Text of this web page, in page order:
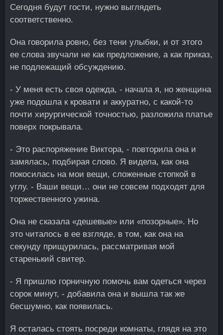
Сегодня будут гости, нужно выглядеть
соответственно.
Она говорила ровно, без тени улыбки, и от этого
ее слова звучали не как предложение, а как приказ,
не подлежащий обсуждению.
- У меня есть своя одежда, - начала я, но женщина
уже подошла к кровати и аккуратно, с какой-то
почти хирургической точностью, разложила платье
поверх покрывала.
- Это распоряжение Виктора, - повторила она и
замялась, подбирая слово. Я видела, как она
покосилась на мои вещи, сложенные стопкой в
углу. - Ваши вещи… они не совсем подходят для
торжественного ужина.
Она не сказала «дешевые» или «позорные». Но
это читалось в ее взгляде, в том, как она на
секунду прищурилась, рассматривая мой
старенький свитер.
- Я пришлю горничную помочь вам одеться через
сорок минут, - добавила она и вышла так же
бесшумно, как появилась.
Я осталась стоять посреди комнаты, глядя на это